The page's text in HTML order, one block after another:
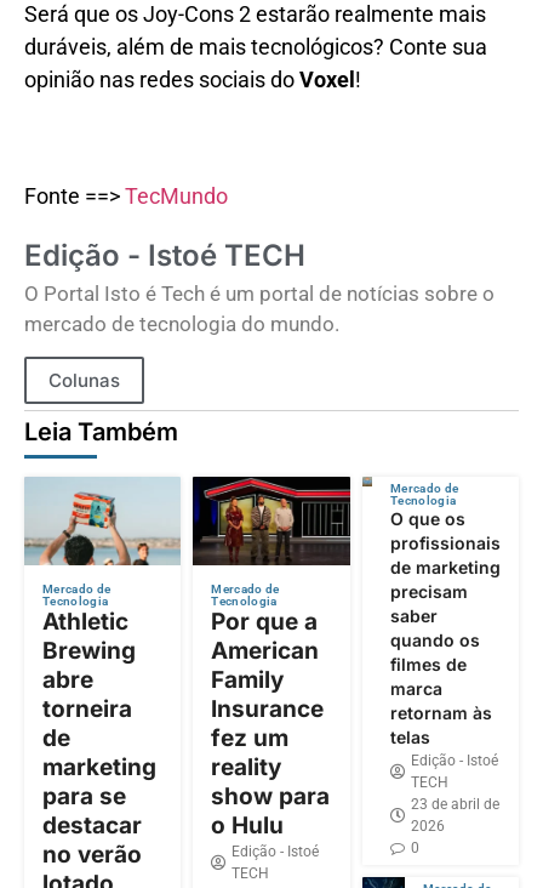
Será que os Joy-Cons 2 estarão realmente mais
duráveis, além de mais tecnológicos? Conte sua
opinião nas redes sociais doVoxel !
Fonte ==>TecMundo
Edição - Istoé TECH
O Portal Isto é Tech é um portal de notícias sobre o
mercado de tecnologia do mundo.
Colunas
Leia Também
Mercado de
Tecnologia
Athletic
Brewing
abre
torneira
de
marketing
para se
destacar
no verão
Mercado de
Tecnologia
Por que a
American
Family
Insurance
fez um
reality
show para
o Hulu
Edição - Istoé
TECH
Mercado de
Tecnologia
O que os
profissionais
de marketing
precisam
saber
quando os
filmes de
marca
retornam às
telas
Edição - Istoé
TECH
23 de abril de
2026
0